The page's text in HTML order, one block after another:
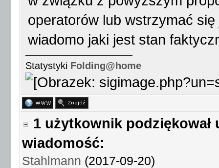
operatorów lub wstrzymać
wiadomo jaki jest stan
Statystyki Folding@home
1 użytkownik
wiadomość:
Stahlmann (2017-09-20)